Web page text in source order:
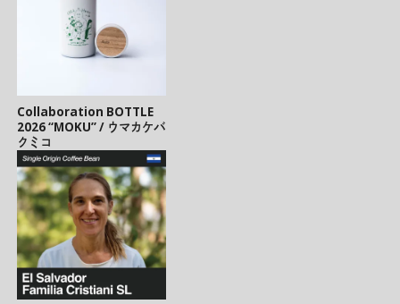
Collaboration BOTTLE
2026 “MOKU” / ウマカケバ
クミコ